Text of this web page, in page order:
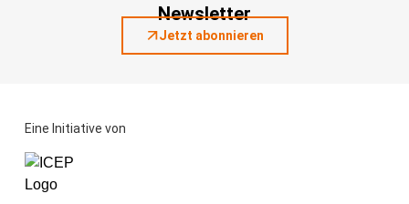
Newsletter
Jetzt abonnieren
Eine Initiative von